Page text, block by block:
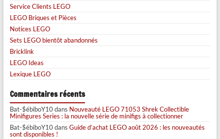
Service Clients LEGO
LEGO Briques et Pièces
Notices LEGO
Sets LEGO bientôt abandonnés
Bricklink
LEGO Ideas
Lexique LEGO
Commentaires récents
Bat-$ébiboY10dans Nouveauté LEGO 71053 Shrek Collectible
Minifigures Series : la nouvelle série de minifigs à collectionner
Bat-$ébiboY10dans Guide d’achat LEGO août 2026 : les nouveautés
sont disponibles !